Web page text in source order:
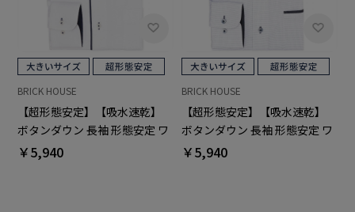
BRICK HOUSE
【超形態安定】【吸水速乾】
ボタンダウン 長袖 形態安定 ワ
イシャツ 大きいサイズ
￥5,940
BRICK HOUSE
【超形態安定】【吸水速乾】
ボタンダウン 長袖 形態安定 ワ
イシャツ 大きいサイズ
￥5,940